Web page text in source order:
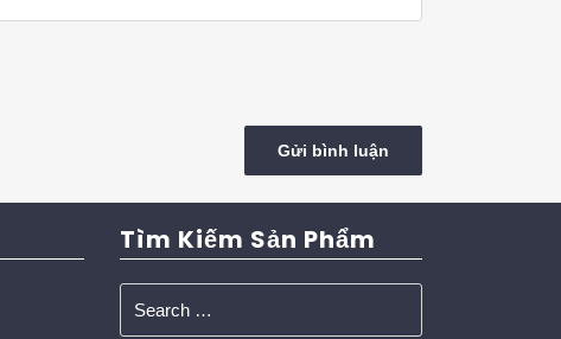
Tìm Kiếm Sản Phẩm